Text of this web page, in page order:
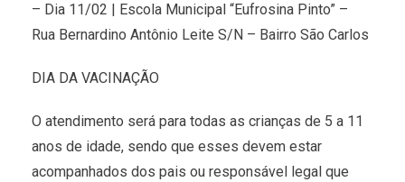
– Dia 11/02 | Escola Municipal “Eufrosina Pinto” –
Rua Bernardino Antônio Leite S/N – Bairro São Carlos
DIA DA VACINAÇÃO
O atendimento será para todas as crianças de 5 a 11
anos de idade, sendo que esses devem estar
acompanhados dos pais ou responsável legal que